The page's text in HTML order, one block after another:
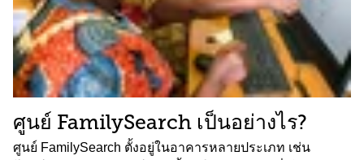
ศูนย์ FamilySearch เป็นอย่างไร?
ศูนย์ FamilySearch ตั้งอยู่ในอาคารหลายประเภท เช่น